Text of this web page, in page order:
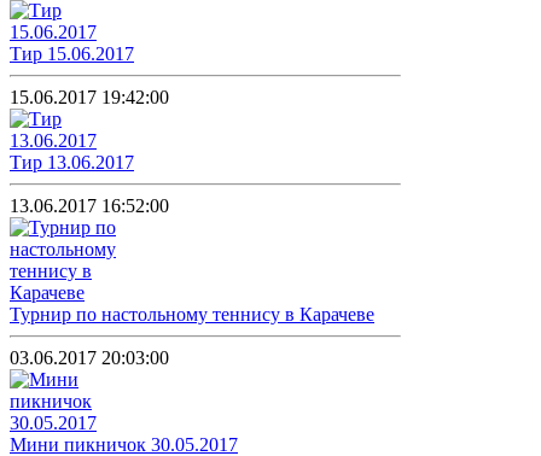
Тир 15.06.2017
15.06.2017 19:42:00
Тир 13.06.2017
13.06.2017 16:52:00
Турнир по настольному теннису в Карачеве
03.06.2017 20:03:00
Мини пикничок 30.05.2017